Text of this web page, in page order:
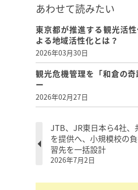
あわせて読みたい
東京都が推進する観光活
よる地域活性化とは？
2026年03月30日
観光危機管理を「和倉の
ー
2026年02月27日
JTB、JR東日本ら4社、
を提供へ、小規模校の
習先を一括設計
2026年7月2日